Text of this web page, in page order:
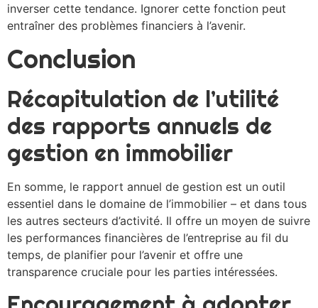
inverser cette tendance. Ignorer cette fonction peut
entraîner des problèmes financiers à l’avenir.
Conclusion
Récapitulation de l’utilité
des rapports annuels de
gestion en immobilier
En somme, le rapport annuel de gestion est un outil
essentiel dans le domaine de l’immobilier – et dans tous
les autres secteurs d’activité. Il offre un moyen de suivre
les performances financières de l’entreprise au fil du
temps, de planifier pour l’avenir et offre une
transparence cruciale pour les parties intéressées.